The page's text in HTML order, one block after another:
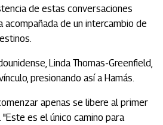
de estas conversaciones
acompañada de un intercambio de
Linda Thomas-Greenfield,
presionando así a Hamás.
apenas se libere al primer
es el único camino para